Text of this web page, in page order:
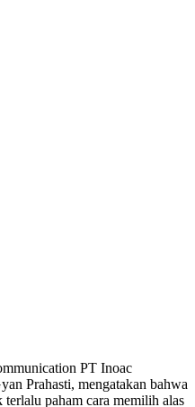
PT Inoac
Prahasti, mengatakan bahwa
paham cara memilih alas